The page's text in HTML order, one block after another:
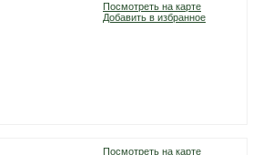
Посмотреть на карте
Добавить в избранное
Посмотреть на карте